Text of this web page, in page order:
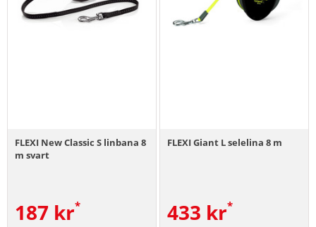
FLEXI New Classic S linbana 8
m svart
187 kr
FLEXI Giant L selelina 8 m
433 kr